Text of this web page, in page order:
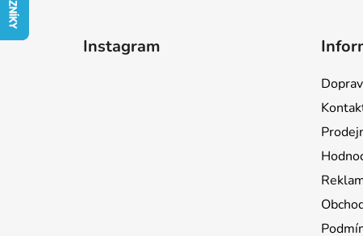
Z
á
Instagram